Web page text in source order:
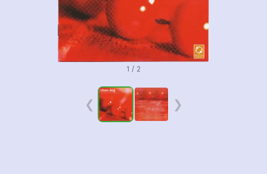
1 / 2
❮ ❯